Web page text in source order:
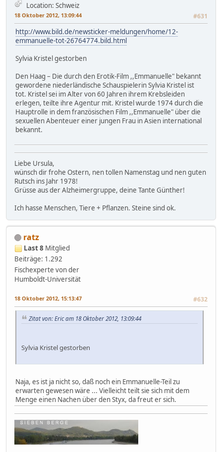
Location: Schweiz
18 Oktober 2012, 13:09:44 #631
http://www.bild.de/newsticker-meldungen/home/12-
emmanuelle-tot-26764774.bild.html
Sylvia Kristel gestorben
Den Haag – Die durch den Erotik-Film ,,Emmanuelle" bekannt
gewordene niederländische Schauspielerin Sylvia Kristel ist
tot. Kristel sei im Alter von 60 Jahren ihrem Krebsleiden
erlegen, teilte ihre Agentur mit. Kristel wurde 1974 durch die
Hauptrolle in dem französischen Film ,,Emmanuelle" über die
sexuellen Abenteuer einer jungen Frau in Asien international
bekannt.
Liebe Ursula,
wünsch dir frohe Ostern, nen tollen Namenstag und nen guten
Rutsch ins Jahr 1978!
Grüsse aus der Alzheimergruppe, deine Tante Günther!
Ich hasse Menschen, Tiere + Pflanzen. Steine sind ok.
ratz
Last 8 Mitglied
Beiträge: 1.292
Fischexperte von der
Humboldt-Universität
18 Oktober 2012, 15:13:47 #632
Zitat von: Eric am 18 Oktober 2012, 13:09:44
Sylvia Kristel gestorben
Naja, es ist ja nicht so, daß noch ein Emmanuelle-Teil zu
erwarten gewesen wäre ... Vielleicht teilt sie sich mit dem
Menge einen Nachen über den Styx, da freut er sich.